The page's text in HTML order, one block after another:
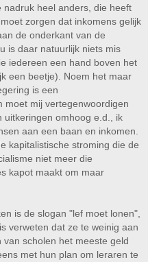
nadruk heel anders, die heeft
zorgen dat inkomens gelijk
de onderkant van de
is daar natuurlijk niets mis
iedereen een hand boven het
een beetje). Noem het maar
is een
moet mij vertegenwoordigen
uitkeringen omhoog e.d., ik
aan een baan en inkomen.
kapitalistische stroming die de
niet meer die
kapot maakt om maar
is de slogan "lef moet lonen",
verweten dat ze te weinig aan
scholen het meeste geld
met hun plan om leraren te